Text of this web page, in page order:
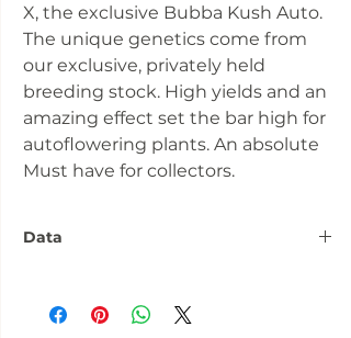
X, the exclusive Bubba Kush Auto.
The unique genetics come from
our exclusive, privately held
breeding stock. High yields and an
amazing effect set the bar high for
autoflowering plants. An absolute
Must have for collectors.
Data